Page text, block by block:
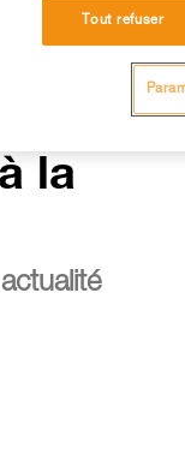
la
Tout refuser